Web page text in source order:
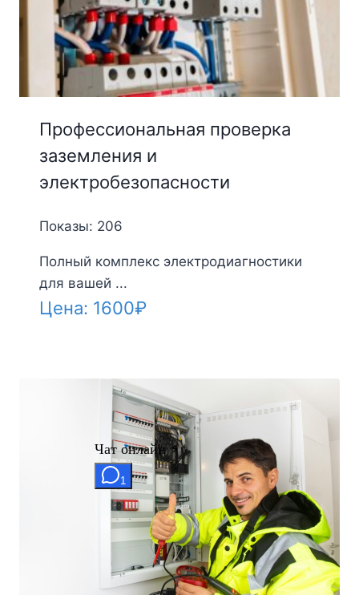
Профессиональная проверка
заземления и
электробезопасности
Показы: 206
Полный комплекс электродиагностики
для вашей ...
Цена: 1600₽